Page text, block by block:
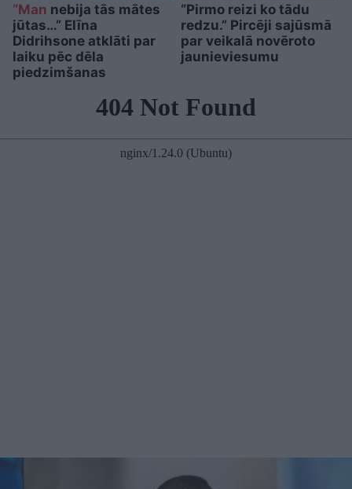
“Man nebija tās mātes
jūtas…” Elīna
Didrihsone atklāti par
laiku pēc dēla
piedzimšanas
“Pirmo reizi ko tādu
redzu.” Pircēji sajūsmā
par veikalā novēroto
jaunieviesumu